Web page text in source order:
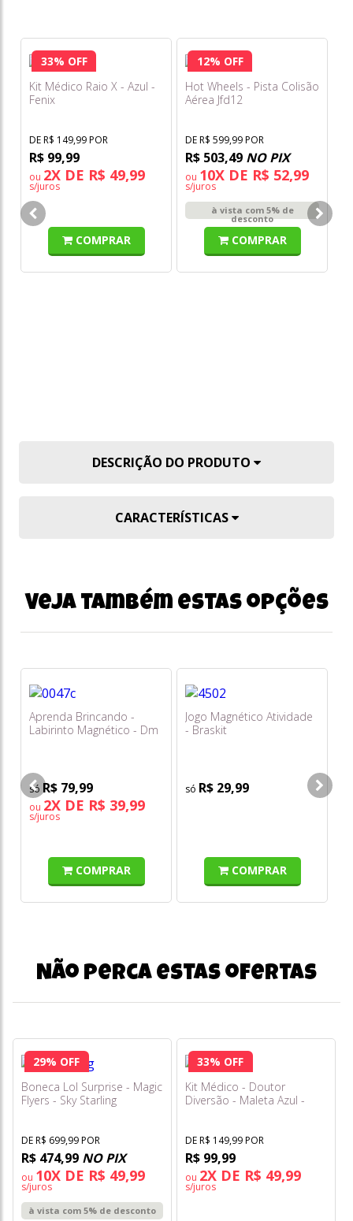
33% OFF
Kit Médico Raio X - Azul -
Fenix
DE R$ 149,99 POR
R$ 99,99
ou 2X DE R$ 49,99
s/juros
COMPRAR
12% OFF
Hot Wheels - Pista Colisão
Aérea Jfd12
DE R$ 599,99 POR
R$ 503,49 NO PIX
ou 10X DE R$ 52,99
s/juros
à vista com 5% de
desconto
COMPRAR
DESCRIÇÃO DO PRODUTO
CARACTERÍSTICAS
Veja também estas opções
Aprenda Brincando -
Labirinto Magnético - Dm
R$ 79,99
ou 2X DE R$ 39,99
s/juros
COMPRAR
Jogo Magnético Atividade
- Braskit
R$ 29,99
COMPRAR
Não perca estas ofertas
29% OFF
Boneca Lol Surprise - Magic
Flyers - Sky Starling
DE R$ 699,99 POR
R$ 474,99 NO PIX
ou 10X DE R$ 49,99
s/juros
à vista com 5% de desconto
33% OFF
Kit Médico - Doutor
Diversão - Maleta Azul -
DE R$ 149,99 POR
R$ 99,99
ou 2X DE R$ 49,99
s/juros